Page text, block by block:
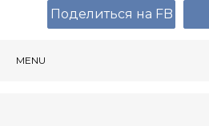
MENU
Поделиться на FB